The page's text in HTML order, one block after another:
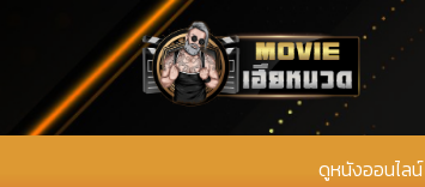
ดูหนังออนไลน์